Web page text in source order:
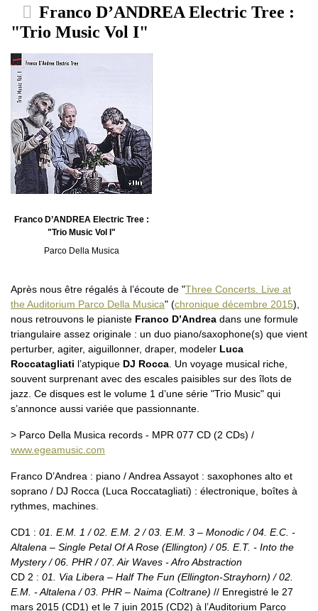
Franco D’ANDREA Electric Tree :
"Trio Music Vol I"
Franco D’ANDREA Electric Tree :
"Trio Music Vol I"
Parco Della Musica
Après nous être régalés à l’écoute de "Three Concerts. Live at
the Auditorium Parco Della Musica" (chronique décembre 2015),
nous retrouvons le pianiste Franco D’Andrea dans une formule
triangulaire assez originale : un duo piano/saxophone(s) que vient
perturber, agiter, aiguillonner, draper, modeler Luca
Roccatagliati l’atypique DJ Rocca . Un voyage musical riche,
souvent surprenant avec des escales paisibles sur des îlots de
jazz. Ce disques est le volume 1 d’une série "Trio Music" qui
s’annonce aussi variée que passionnante.
> Parco Della Musica records - MPR 077 CD (2 CDs) /
www.egeamusic.com
Franco D’Andrea : piano / Andrea Assayot : saxophones alto et
soprano / DJ Rocca (Luca Roccatagliati) : électronique, boîtes à
rythmes, machines.
CD1 : 01. E.M. 1 / 02. E.M. 2 / 03. E.M. 3 – Monodic / 04. E.C. -
Altalena – Single Petal Of A Rose (Ellington) / 05. E.T. - Into the
Mystery / 06. PHR / 07. Air Waves - Afro Abstraction
CD 2 : 01. Via Libera – Half The Fun (Ellington-Strayhorn) / 02.
E.M. - Altalena / 03. PHR – Naima (Coltrane) // Enregistré le 27
mars 2015 (CD1) et le 7 juin 2015 (CD2) à l’Auditorium Parco